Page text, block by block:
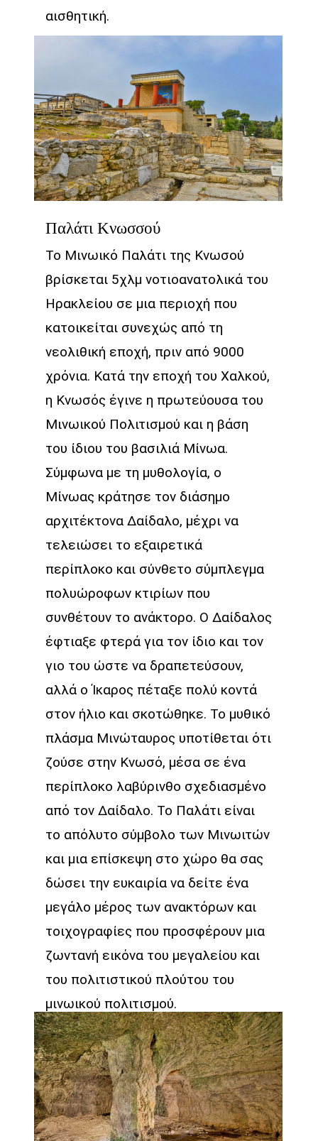
αισθητική.
Παλάτι Κνωσσού
Το Μινωικό Παλάτι της Κνωσού
βρίσκεται 5χλμ νοτιοανατολικά του
Ηρακλείου σε μια περιοχή που
κατοικείται συνεχώς από τη
νεολιθική εποχή, πριν από 9000
χρόνια. Κατά την εποχή του Χαλκού,
η Κνωσός έγινε η πρωτεύουσα του
Μινωικού Πολιτισμού και η βάση
του ίδιου του βασιλιά Μίνωα.
Σύμφωνα με τη μυθολογία, ο
Μίνωας κράτησε τον διάσημο
αρχιτέκτονα Δαίδαλο, μέχρι να
τελειώσει το εξαιρετικά
περίπλοκο και σύνθετο σύμπλεγμα
πολυώροφων κτιρίων που
συνθέτουν το ανάκτορο. Ο Δαίδαλος
έφτιαξε φτερά για τον ίδιο και τον
γιο του ώστε να δραπετεύσουν,
αλλά ο Ίκαρος πέταξε πολύ κοντά
στον ήλιο και σκοτώθηκε. Το μυθικό
πλάσμα Μινώταυρος υποτίθεται ότι
ζούσε στην Κνωσό, μέσα σε ένα
περίπλοκο λαβύρινθο σχεδιασμένο
από τον Δαίδαλο. Το Παλάτι είναι
το απόλυτο σύμβολο των Μινωιτών
και μια επίσκεψη στο χώρο θα σας
δώσει την ευκαιρία να δείτε ένα
μεγάλο μέρος των ανακτόρων και
τοιχογραφίες που προσφέρουν μια
ζωντανή εικόνα του μεγαλείου και
του πολιτιστικού πλούτου του
μινωικού πολιτισμού.